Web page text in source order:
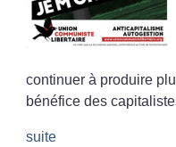
continuer à produire
bénéfice des
suite